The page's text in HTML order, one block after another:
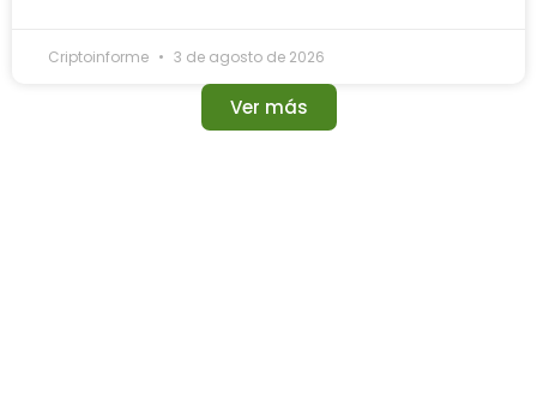
Criptoinforme 3 de agosto de 2026
Ver más